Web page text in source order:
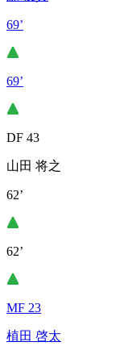
69’
69’
DF 43
山田 将之
62’
62’
MF 23
植田 啓太